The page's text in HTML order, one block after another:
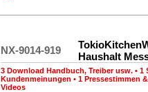
NX-9014-919
Haushalt
3 Download Handbuch, Treiber usw. • 1
Kundenmeinungen • 1 Pressestimmen
Videos